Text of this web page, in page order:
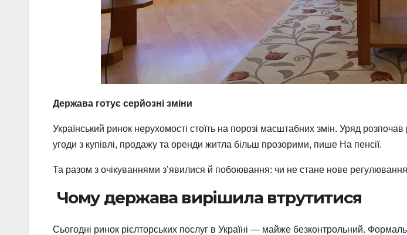
Держава готує серйозні зміни
Український ринок нерухомості стоїть на порозі масштабних змін. Уряд
угоди з купівлі, продажу та оренди житла більш прозорими, пише На пенсії.
Та разом з очікуваннями з’явилися й побоювання: чи не стане нове
Чому держава вирішила втрутитися
Сьогодні ринок рієлторських послуг в Україні — майже безконтрольний.